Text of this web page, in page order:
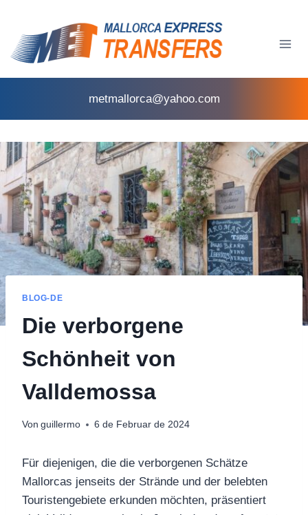
metmallorca@yahoo.com
BLOG-DE
Die verborgene
Schönheit von
Valldemossa
Von guillermo 6 de Februar de 2024
Für diejenigen, die die verborgenen Schätze
Mallorcas jenseits der Strände und der belebten
Touristengebiete erkunden möchten, präsentiert